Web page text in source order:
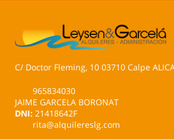
C/ Doctor Fleming, 10 03710 Calpe
965834030
JAIME GARCELA BORONAT
DNI: 21418642F
rita@alquilereslg.com